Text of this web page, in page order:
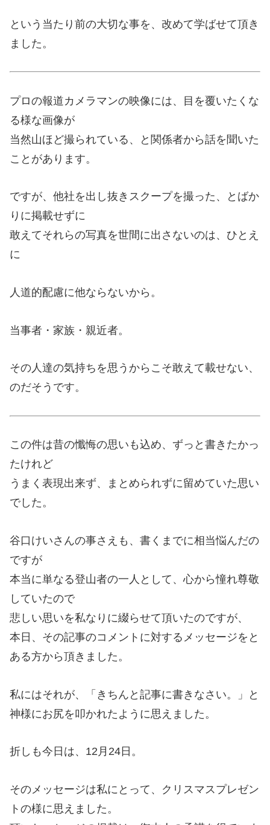
という当たり前の大切な事を、改めて学ばせて頂き
ました。
プロの報道カメラマンの映像には、目を覆いたくな
る様な画像が
当然山ほど撮られている、と関係者から話を聞いた
ことがあります。
ですが、他社を出し抜きスクープを撮った、とばか
りに掲載せずに
敢えてそれらの写真を世間に出さないのは、ひとえ
に
人道的配慮に他ならないから。
当事者・家族・親近者。
その人達の気持ちを思うからこそ敢えて載せない、
のだそうです。
この件は昔の懺悔の思いも込め、ずっと書きたかっ
たけれど
うまく表現出来ず、まとめられずに留めていた思い
でした。
谷口けいさんの事さえも、書くまでに相当悩んだの
ですが
本当に単なる登山者の一人として、心から憧れ尊敬
していたので
悲しい思いを私なりに綴らせて頂いたのですが、
本日、その記事のコメントに対するメッセージをと
ある方から頂きました。
私にはそれが、「きちんと記事に書きなさい。」と
神様にお尻を叩かれたように思えました。
折しも今日は、12月24日。
そのメッセージは私にとって、クリスマスプレゼン
トの様に思えました。